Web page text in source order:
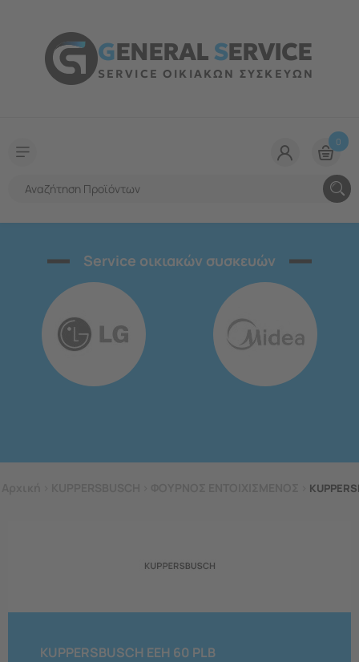
GENERALSERVICE
SERVICE ΟΙΚΙΑΚΩΝ ΣΥΣΚΕΥΩΝ
0
Service οικιακών συσκευών
KUPPERSBUSCH EEH 60 PLB